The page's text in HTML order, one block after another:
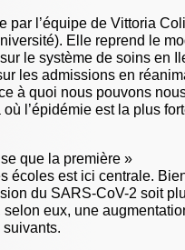
par l’équipe de Vittoria
Elle reprend le
le système de soins en
les admissions en
à quoi nous pouvons
l’épidémie est la plus
que la première »
écoles est ici centrale.
du SARS-CoV-2 soit
eux, une